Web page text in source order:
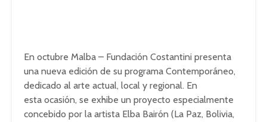
En octubre Malba – Fundación Costantini presenta
una nueva edición de su programa Contemporáneo,
dedicado al arte actual, local y regional. En
esta ocasión, se exhibe un proyecto especialmente
concebido por la artista Elba Bairón (La Paz, Bolivia,